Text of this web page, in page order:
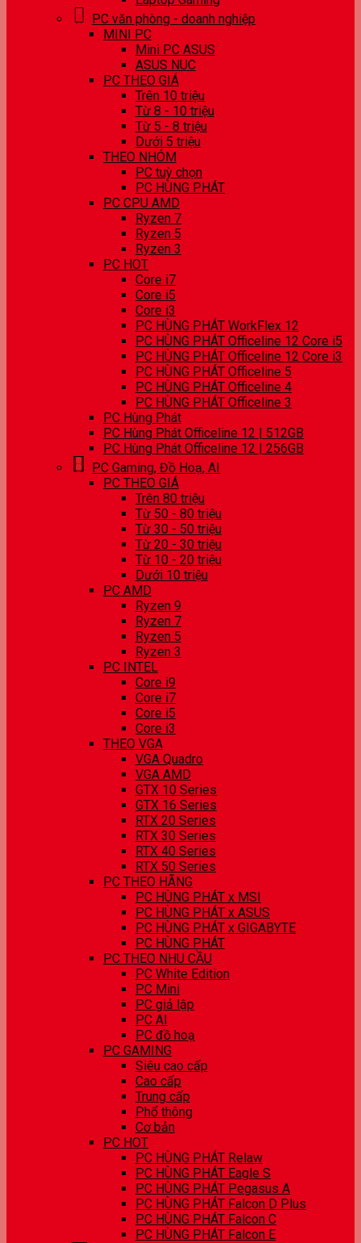
PC văn phòng - doanh nghiệp
MINI PC
Mini PC ASUS
ASUS NUC
PC THEO GIÁ
Trên 10 triệu
Từ 8 - 10 triệu
Từ 5 - 8 triệu
Dưới 5 triệu
THEO NHÓM
PC tuỳ chọn
PC HÙNG PHÁT
PC CPU AMD
Ryzen 7
Ryzen 5
Ryzen 3
PC HOT
Core i7
Core i5
Core i3
PC HÙNG PHÁT WorkFlex 12
PC HÙNG PHÁT Officeline 12 Core i5
PC HÙNG PHÁT Officeline 12 Core i3
PC HÙNG PHÁT Officeline 5
PC HÙNG PHÁT Officeline 4
PC HÙNG PHÁT Officeline 3
PC Hùng Phát
PC Hùng Phát Officeline 12 | 512GB
PC Hùng Phát Officeline 12 | 256GB
PC Gaming, Đồ Hoạ, AI
PC THEO GIÁ
Trên 80 triệu
Từ 50 - 80 triệu
Từ 30 - 50 triệu
Từ 20 - 30 triệu
Từ 10 - 20 triệu
Dưới 10 triệu
PC AMD
Ryzen 9
Ryzen 7
Ryzen 5
Ryzen 3
PC INTEL
Core i9
Core i7
Core i5
Core i3
THEO VGA
VGA Quadro
VGA AMD
GTX 10 Series
GTX 16 Series
RTX 20 Series
RTX 30 Series
RTX 40 Series
RTX 50 Series
PC THEO HÃNG
PC HÙNG PHÁT x MSI
PC HÙNG PHÁT x ASUS
PC HÙNG PHÁT x GIGABYTE
PC HÙNG PHÁT
PC THEO NHU CẦU
PC White Edition
PC Mini
PC giả lập
PC AI
PC đồ hoạ
PC GAMING
Siêu cao cấp
Cao cấp
Trung cấp
Phổ thông
Cơ bản
PC HOT
PC HÙNG PHÁT Relaw
PC HÙNG PHÁT Eagle S
PC HÙNG PHÁT Pegasus A
PC HÙNG PHÁT Falcon D Plus
PC HÙNG PHÁT Falcon C
PC HÙNG PHÁT Falcon E